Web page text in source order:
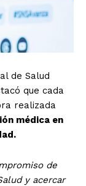
de Salud
que cada
realizada
médica en
de
y acercar